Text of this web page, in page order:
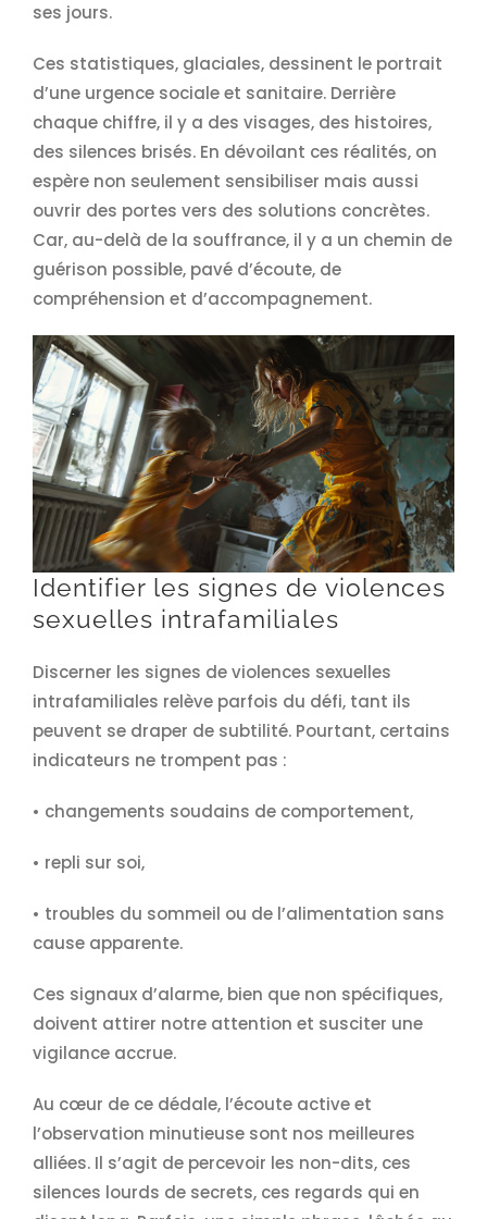
ses jours.
Ces statistiques, glaciales, dessinent le portrait
d’une urgence sociale et sanitaire. Derrière
chaque chiffre, il y a des visages, des histoires,
des silences brisés. En dévoilant ces réalités, on
espère non seulement sensibiliser mais aussi
ouvrir des portes vers des solutions concrètes.
Car, au-delà de la souffrance, il y a un chemin de
guérison possible, pavé d’écoute, de
compréhension et d’accompagnement.
Identifier les signes de violences
sexuelles intrafamiliales
Discerner les signes de violences sexuelles
intrafamiliales relève parfois du défi, tant ils
peuvent se draper de subtilité. Pourtant, certains
indicateurs ne trompent pas :
• changements soudains de comportement,
• repli sur soi,
• troubles du sommeil ou de l’alimentation sans
cause apparente.
Ces signaux d’alarme, bien que non spécifiques,
doivent attirer notre attention et susciter une
vigilance accrue.
Au cœur de ce dédale, l’écoute active et
l’observation minutieuse sont nos meilleures
alliées. Il s’agit de percevoir les non-dits, ces
silences lourds de secrets, ces regards qui en